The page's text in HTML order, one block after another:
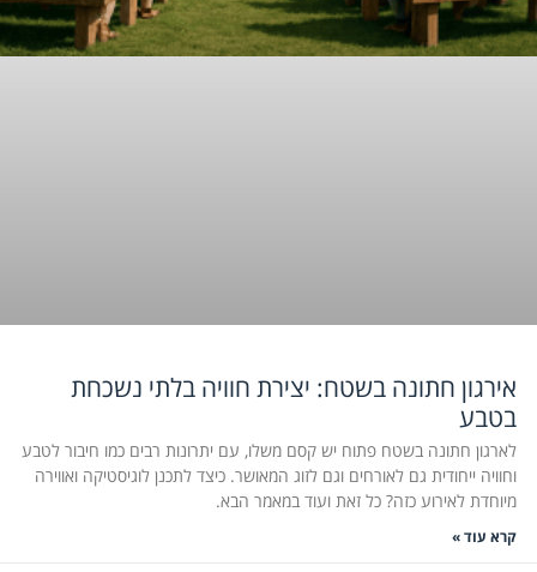
אירגון חתונה בשטח: יצירת חוויה בלתי נשכחת
בטבע
לארגון חתונה בשטח פתוח יש קסם משלו, עם יתרונות רבים כמו חיבור לטבע
וחוויה ייחודית גם לאורחים וגם לזוג המאושר. כיצד לתכנן לוגיסטיקה ואווירה
מיוחדת לאירוע כזה? כל זאת ועוד במאמר הבא.
קרא עוד »